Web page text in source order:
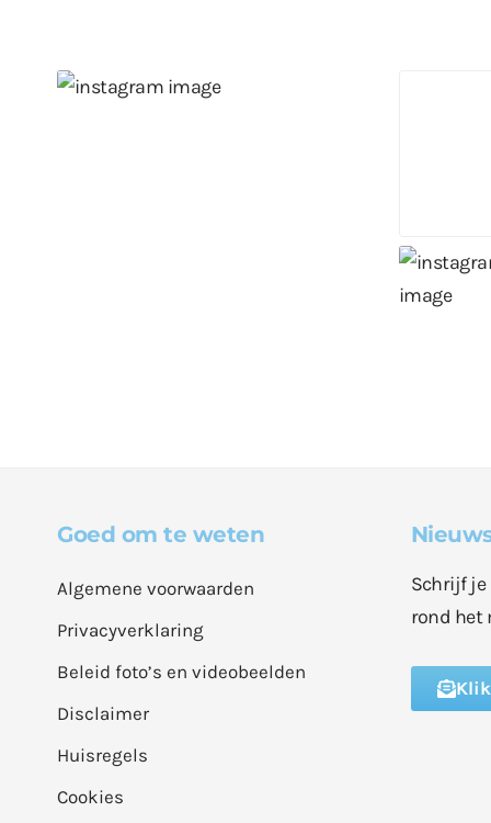
Goed om te weten
Algemene voorwaarden
Privacyverklaring
Beleid foto’s en videobeelden
Disclaimer
Huisregels
Cookies
Schrijf je
rond het